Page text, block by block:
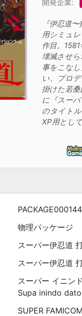
開発企業:
『伊忍道
用シミュ
作目。
壊滅させ
事をこな
い、プロ
掛けた若
に『スー
のタイト
XP用とし
物理パッケージ
スーパー伊忍道
スーパー伊忍道
スーパー イニン
Supa inindo
SUPER